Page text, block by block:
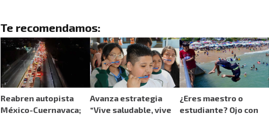
Te recomendamos:
Reabren autopista
México-Cuernavaca;
Avanza estrategia
“Vive saludable, vive
¿Eres maestro o
estudiante? Ojo con